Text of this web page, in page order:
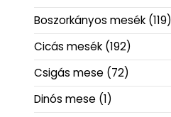
Boszorkányos mesék (119)
Cicás mesék (192)
Csigás mese (72)
Dinós mese (1)